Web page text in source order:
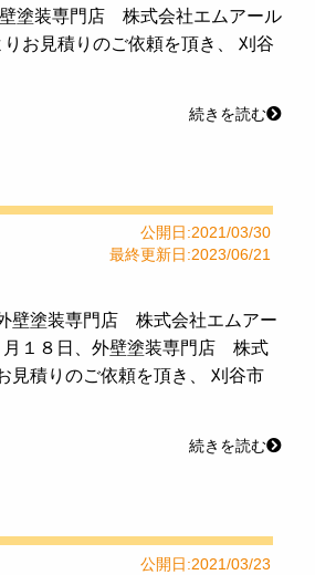
塗装専門店 株式会社エムアール
お見積りのご依頼を頂き、 刈谷
続きを読む
公開日:2021/03/30
最終更新日:2023/06/21
塗装専門店 株式会社エムアー
月１８日、外壁塗装専門店 株式
見積りのご依頼を頂き、 刈谷市
続きを読む
公開日:2021/03/23